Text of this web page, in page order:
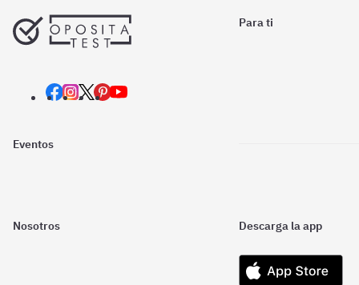
Para ti
Eventos
Nosotros Descarga la app